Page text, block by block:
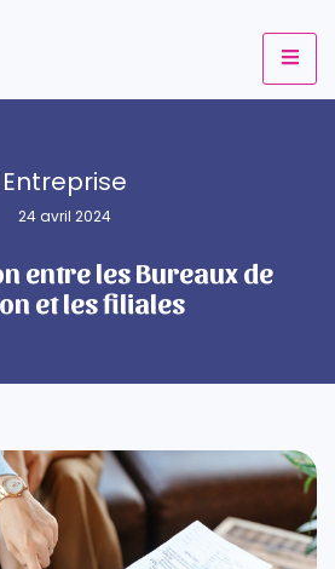
Entreprise
24 avril 2024
entre les Bureaux de
et les filiales